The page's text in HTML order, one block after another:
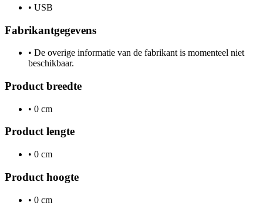
• USB
Fabrikantgegevens
• De overige informatie van de fabrikant is momenteel niet
beschikbaar.
Product breedte
• 0 cm
Product lengte
• 0 cm
Product hoogte
• 0 cm